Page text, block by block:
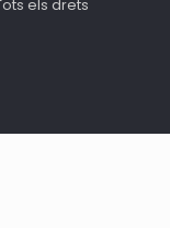
els drets